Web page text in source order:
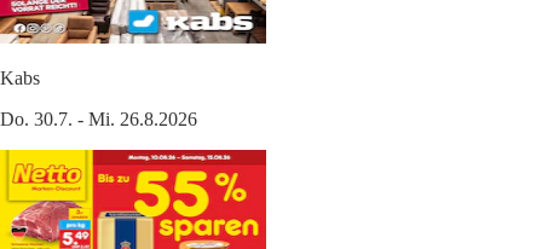
Kabs
Do. 30.7. - Mi. 26.8.2026